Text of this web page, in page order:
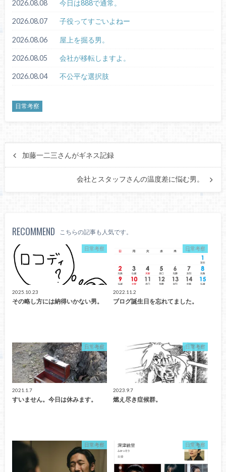
2026.08.08 今日は888で通常。
2026.08.07 子役ってすごいよねー
2026.08.06 屋上を掘る男。
2026.08.05 会社が移転しますよ。
2026.08.04 不公平な選択肢
日常考察
加藤一二三さんがギネス記録
会社とスタッフさんの温度差に悩む男。
RECOMMEND こちらの記事も人気です。
日常考察
2025.10.23
その略し方には納得いかない男。
日常考察
2022.11.2
ブログ誕生日を忘れてました。
日常考察
2021.1.7
すいません。今日は休みます。
日常考察
2023.9.7
燃え尽き症候群。
日常考察 日常考察